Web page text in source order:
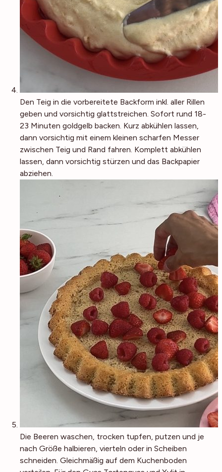
Den Teig in die vorbereitete Backform inkl. aller Rillen
geben und vorsichtig glattstreichen. Sofort rund 18-
23 Minuten goldgelb backen. Kurz abkühlen lassen,
dann vorsichtig mit einem kleinen scharfen Messer
zwischen Teig und Rand fahren. Komplett abkühlen
lassen, dann vorsichtig stürzen und das Backpapier
abziehen.
Die Beeren waschen, trocken tupfen, putzen und je
nach Größe halbieren, vierteln oder in Scheiben
schneiden. Gleichmäßig auf dem Kuchenboden